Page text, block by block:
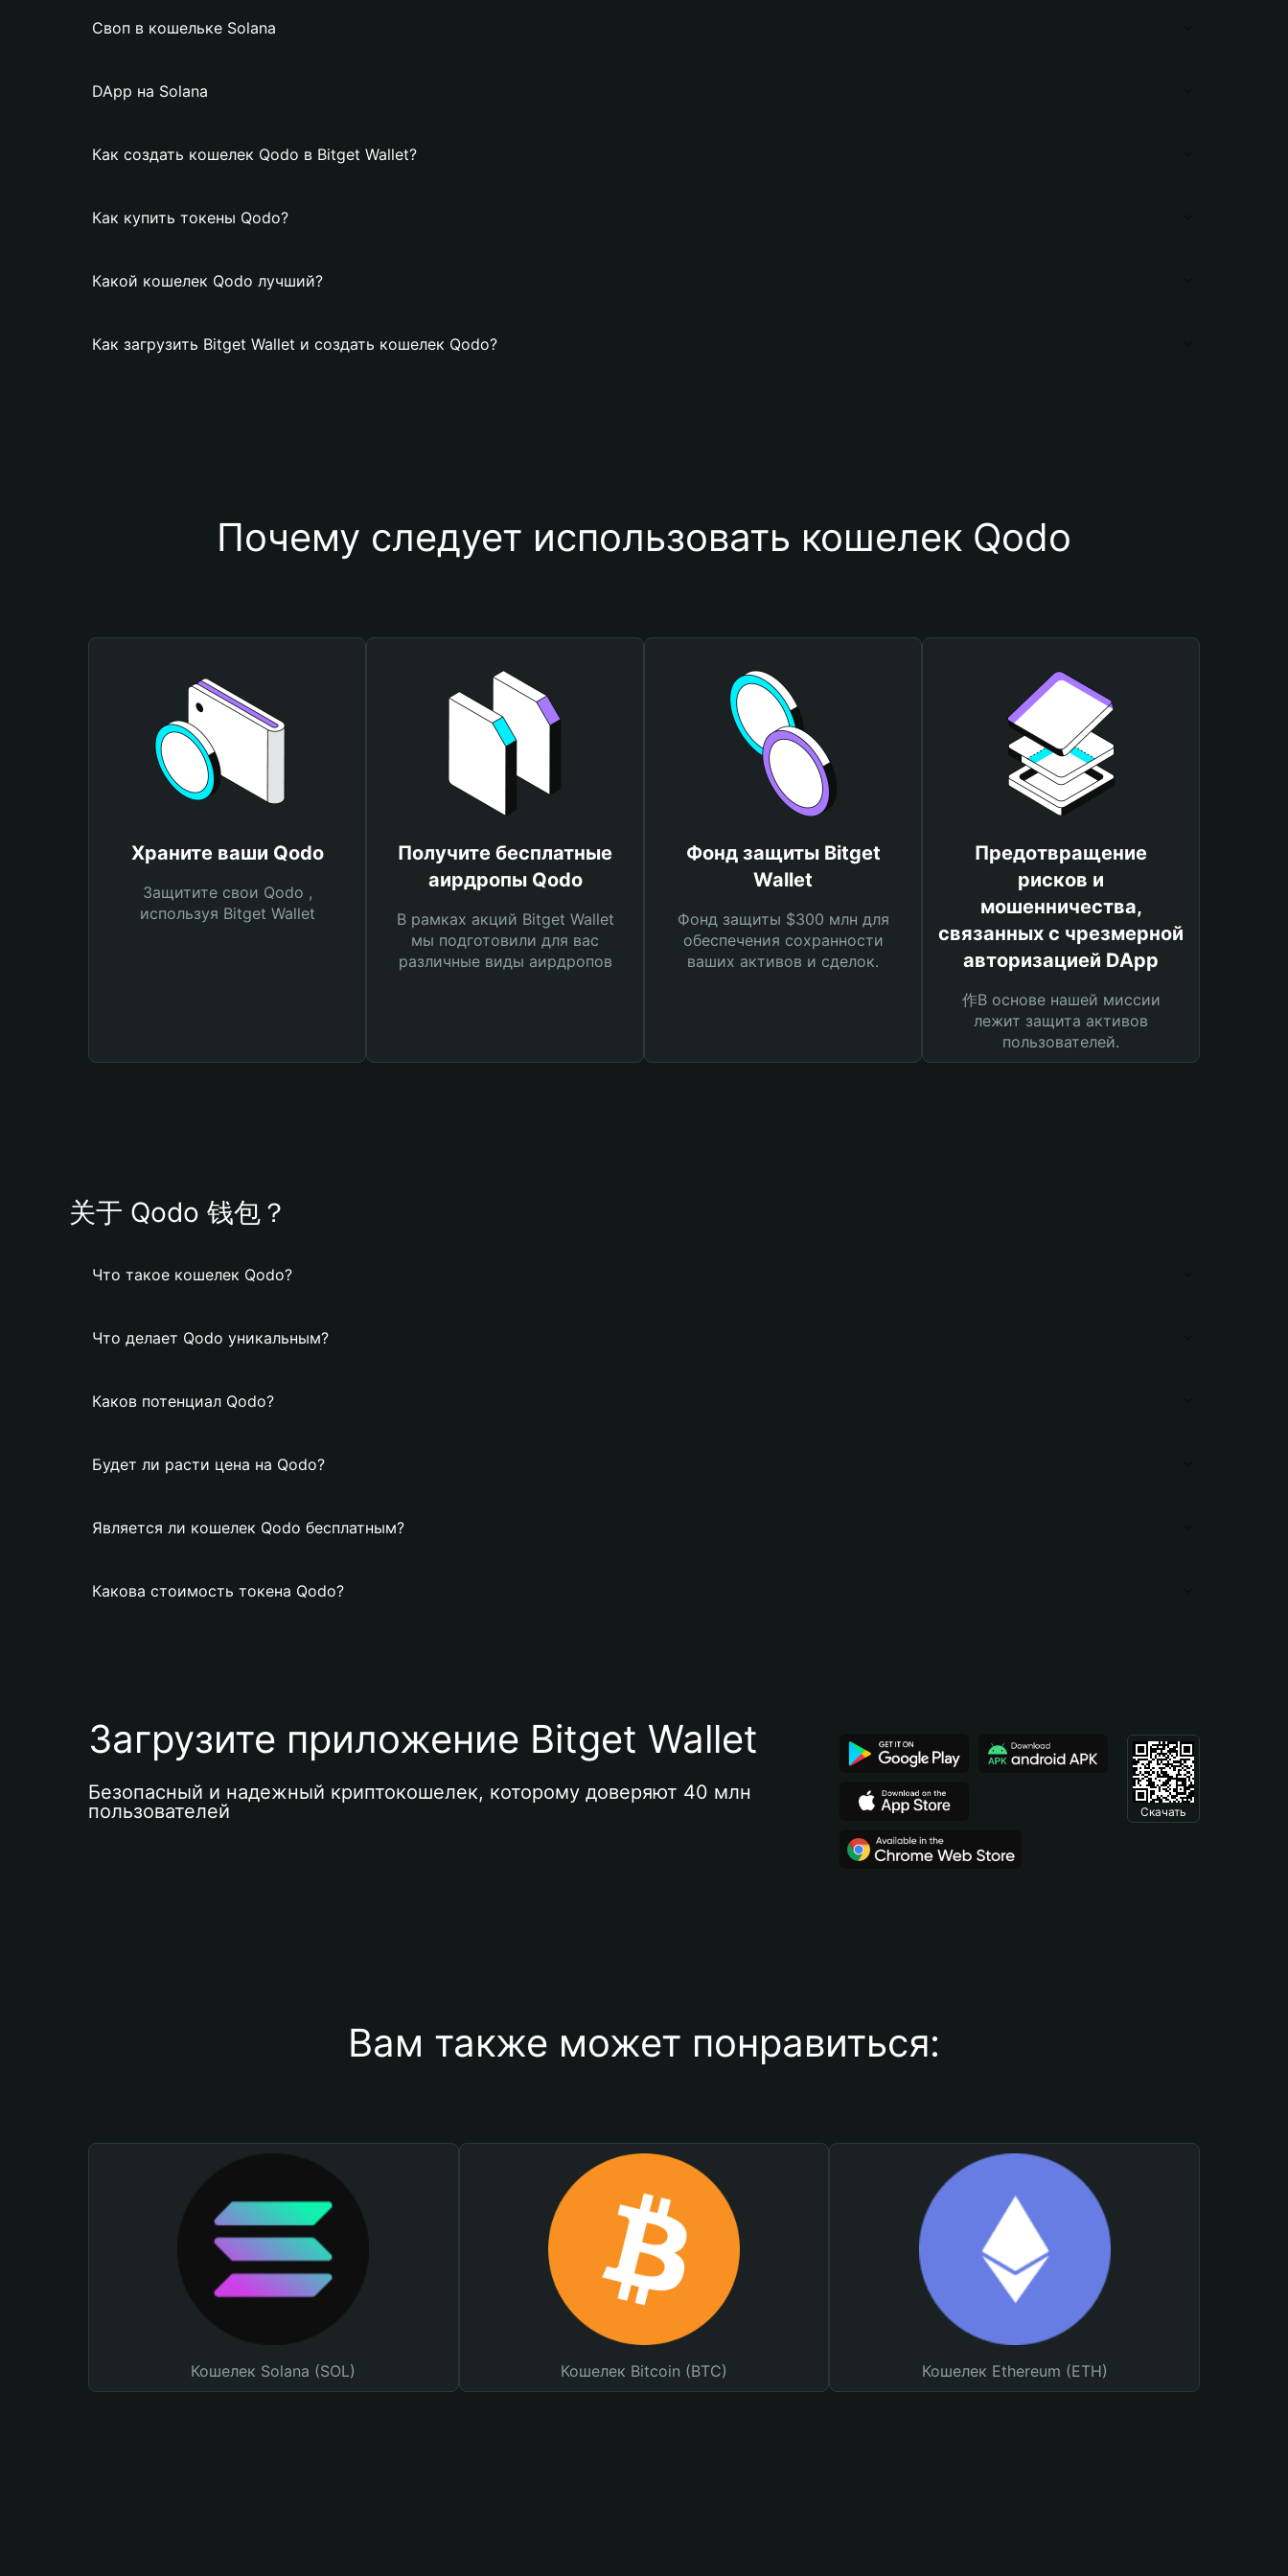
Своп в кошельке Solana
DApp на Solana
Как создать кошелек Qodo в Bitget Wallet?
Как купить токены Qodo?
Какой кошелек Qodo лучший?
Как загрузить Bitget Wallet и создать кошелек Qodo?
Почему следует использовать кошелек Qodo
Храните ваши Qodo
Защитите свои Qodo ,
используя Bitget Wallet
Получите бесплатные
аирдропы Qodo
В рамках акций Bitget Wallet
мы подготовили для вас
различные виды аирдропов
Фонд защиты Bitget
Wallet
Фонд защиты $300 млн для
обеспечения сохранности
ваших активов и сделок.
Предотвращение
рисков и
мошенничества,
связанных с чрезмерной
авторизацией DApp
作В основе нашей миссии
лежит защита активов
пользователей.
关于 Qodo 钱包？
Что такое кошелек Qodo?
Что делает Qodo уникальным?
Каков потенциал Qodo?
Будет ли расти цена на Qodo?
Является ли кошелек Qodo бесплатным?
Какова стоимость токена Qodo?
Загрузите приложение Bitget Wallet
Безопасный и надежный криптокошелек, которому доверяют 40 млн
пользователей
Скачать
Вам также может понравиться:
Кошелек Solana (SOL) Кошелек Bitcoin (BTC) Кошелек Ethereum (ETH)